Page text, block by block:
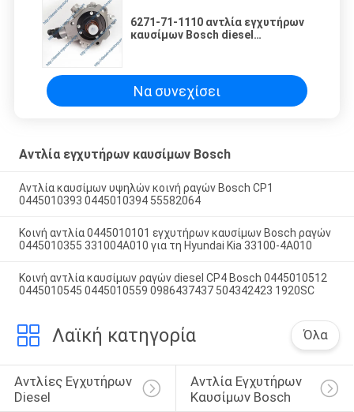
6271-71-1110 αντλία εγχυτήρων
καυσίμων Bosch diesel
Να συνεχίσει
Αντλία εγχυτήρων καυσίμων Bosch
Αντλία καυσίμων υψηλών κοινή ραγών Bosch CP1
0445010393 0445010394 55582064
Κοινή αντλία 0445010101 εγχυτήρων καυσίμων Bosch ραγών
0445010355 331004A010 για τη Hyundai Kia 33100-4A010
Κοινή αντλία καυσίμων ραγών diesel CP4 Bosch 0445010512
0445010545 0445010559 0986437437 504342423 1920SC
Λαϊκή κατηγορία Όλα
Αντλίες Εγχυτήρων
Diesel
Αντλία Εγχυτήρων
Καυσίμων Bosch